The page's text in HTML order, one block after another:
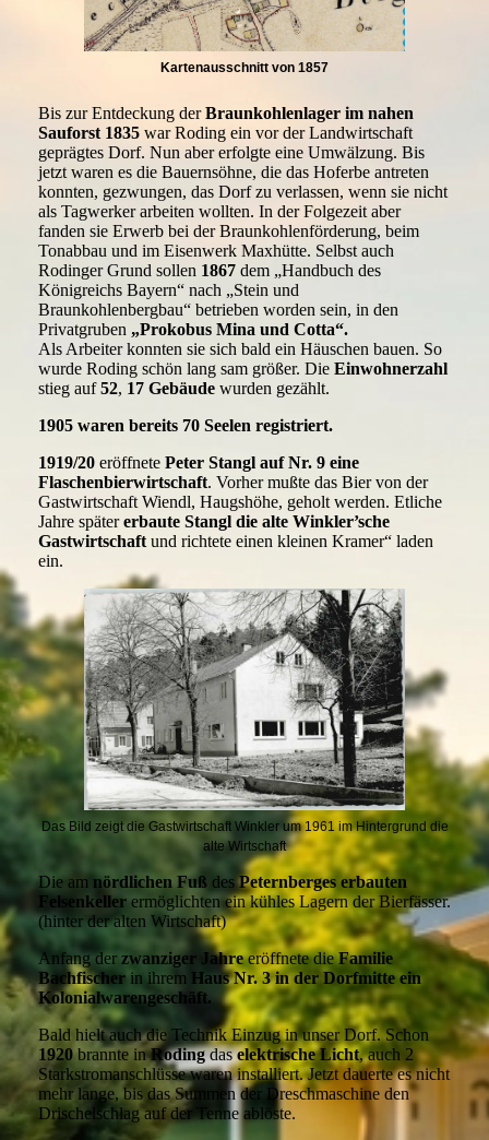
Kartenausschnitt von 1857
Bis zur Entdeckung derBraunkohlenlager im nahen
Sauforst 1835 war Roding ein vor der Landwirtschaft
geprägtes Dorf. Nun aber erfolgte eine Umwälzung. Bis
jetzt waren es die Bauernsöhne, die das Hoferbe antreten
konnten, gezwungen, das Dorf zu verlassen, wenn sie nicht
als Tagwerker arbeiten wollten. In der Folgezeit aber
fanden sie Erwerb bei der Braunkohlenförderung, beim
Tonabbau und im Eisenwerk Maxhütte. Selbst auch
Rodinger Grund sollen 1867 dem „Handbuch des
Königreichs Bayern“ nach „Stein und
Braunkohlenbergbau“ betrieben worden sein, in den
Privatgruben „Prokobus Mina und Cotta“.
Als Arbeiter konnten sie sich bald ein Häuschen bauen. So
wurde Roding schön lang sam größer. Die Einwohnerzahl
stieg auf52, 17 Gebäude wurden gezählt.
1905 waren bereits 70 Seelen registriert.
1919/20 eröffnete Peter Stangl auf Nr. 9 eine
Flaschenbierwirtschaft. Vorher mußte das Bier von der
Gastwirtschaft Wiendl, Haugshöhe, geholt werden. Etliche
Jahre spätererbaute Stangl die alte Winkler’sche
Gastwirtschaft und richtete einen kleinen Kramer“ laden
ein.
Das Bild zeigt die Gastwirtschaft Winkler um 1961 im Hintergrund die
alte Wirtschaft
Die am nördlichen Fuß desPeternberges erbauten
Felsenkeller ermöglichten ein kühles Lagern der Bierfässer.
(hinter der alten Wirtschaft)
Anfang der zwanziger Jahreeröffnete dieFamilie
Bachfischer in ihrem Haus Nr. 3 in der Dorfmitte ein
Kolonialwarengeschäft.
Bald hielt auch die Technik Einzug in unser Dorf. Schon
1920brannte inRodingdaselektrische Licht, auch 2
Starkstromanschlüsse waren installiert. Jetzt dauerte es nicht
mehr lange, bis das Summen der Dreschmaschine den
Drischelschlag auf der Tenne ablöste.